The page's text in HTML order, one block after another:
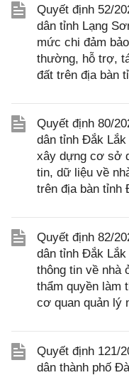
Quyết định 52/
dân tỉnh Lạng
mức chi đảm
thường, hỗ trợ,
đất trên địa bàn
Quyết định 80/
dân tỉnh Đắk
xây dựng cơ sở
tin, dữ liệu về
trên địa bàn tỉnh
Quyết định 82/
dân tỉnh Đắk
thông tin về nhà
thẩm quyền làm
cơ quan quản lý
Quyết định 121/
dân thành phố